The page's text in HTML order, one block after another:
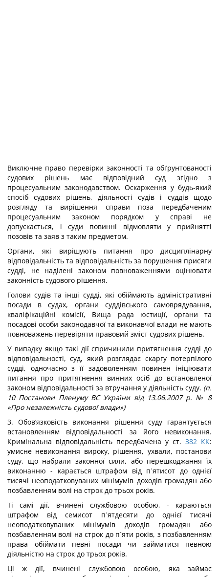
Виключне право перевірки законності та обґрунтованості
судових рішень має відповідний суд згідно з
процесуальним законодавством. Оскарження у будь-який
спосіб судових рішень, діяльності судів і суддів щодо
розгляду та вирішення справи поза передбаченим
процесуальним законом порядком у справі не
допускається, і суди повинні відмовляти у прийнятті
позовів та заяв з таким предметом.
Органи, які вирішують питання про дисциплінарну
відповідальність та відповідальність за порушення присяги
судді, не наділені законом повноваженнями оцінювати
законність судового рішення.
Голови судів та інші судді, які обіймають адміністративні
посади в судах, органи суддівського самоврядування,
кваліфікаційні комісії, Вища рада юстиції, органи та
посадові особи законодавчої та виконавчої влади не мають
повноважень перевіряти правовий зміст судових рішень.
У випадку якщо такі дії спричинили притягнення судді до
відповідальності, суд, який розглядає скаргу потерпілого
судді, одночасно з її задоволенням повинен ініціювати
питання про притягнення винних осіб до встановленої
законом відповідальності за втручання у діяльність суду. (п.
10 Постанови Пленуму ВС України від 13.06.2007 р. № 8
«Про незалежність судової влади»)
3. Обов‘язковість виконання рішення суду гарантується
встановленням відповідальності за його невиконання.
Кримінальна відповідальність передбачена у ст. 382 КК:
умисне невиконання вироку, рішення, ухвали, постанови
суду, що набрали законної сили, або перешкоджання їх
виконанню - карається штрафом від п´ятисот до однієї
тисячі неоподатковуваних мінімумів доходів громадян або
позбавленням волі на строк до трьох років.
Ті самі дії, вчинені службовою особою, - караються
штрафом від семисот п´ятдесяти до однієї тисячі
неоподатковуваних мінімумів доходів громадян або
позбавленням волі на строк до п´яти років, з позбавленням
права обіймати певні посади чи займатися певною
діяльністю на строк до трьох років.
Ці ж дії, вчинені службовою особою, яка займає